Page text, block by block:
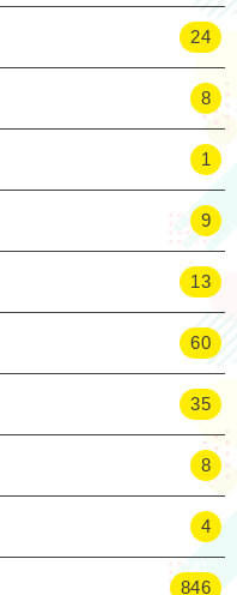
24
8
1
9
13
60
35
8
4
846